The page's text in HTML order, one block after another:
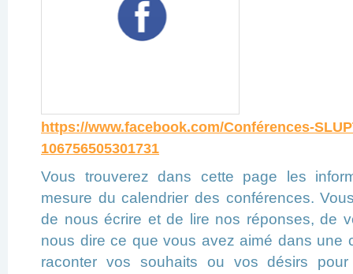
https://www.facebook.com/Conférences-
106756505301731
Vous trouverez dans cette page les
mesure du calendrier des conférences.
de nous écrire et de lire nos réponses, de
nous dire ce que vous avez aimé dans une
raconter vos souhaits ou vos désirs